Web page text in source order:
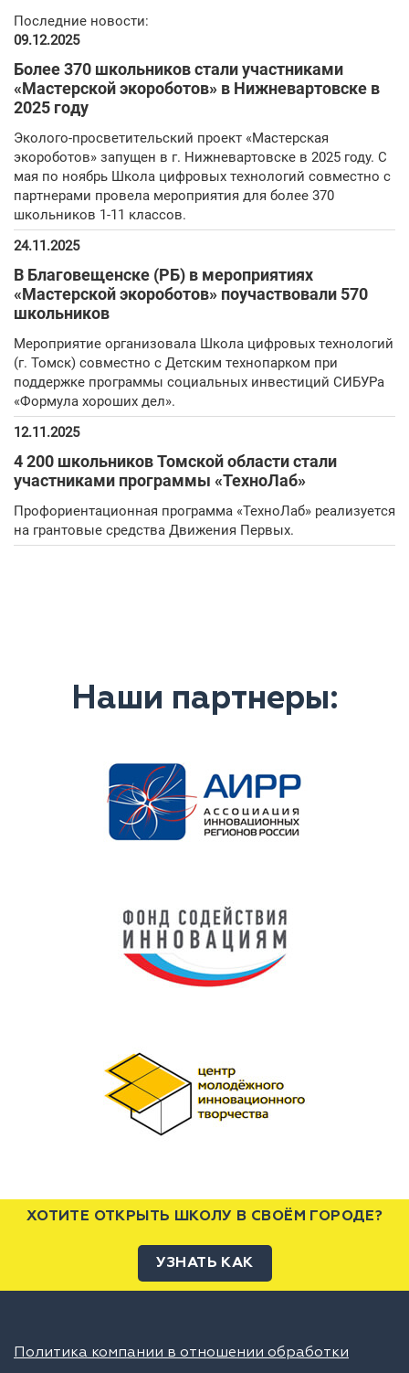
Последние новости:
09.12.2025
Более 370 школьников стали участниками
«Мастерской экороботов» в Нижневартовске в
2025 году
Эколого-просветительский проект «Мастерская
экороботов» запущен в г. Нижневартовске в 2025 году. С
мая по ноябрь Школа цифровых технологий совместно с
партнерами провела мероприятия для более 370
школьников 1-11 классов.
24.11.2025
В Благовещенске (РБ) в мероприятиях
«Мастерской экороботов» поучаствовали 570
школьников
Мероприятие организовала Школа цифровых технологий
(г. Томск) совместно с Детским технопарком при
поддержке программы социальных инвестиций СИБУРа
«Формула хороших дел».
12.11.2025
4 200 школьников Томской области стали
участниками программы «ТехноЛаб»
Профориентационная программа «ТехноЛаб» реализуется
на грантовые средства Движения Первых.
Наши партнеры:
ХОТИТЕ ОТКРЫТЬ ШКОЛУ В СВОЁМ ГОРОДЕ?
УЗНАТЬ КАК
Политика компании в отношении обработки